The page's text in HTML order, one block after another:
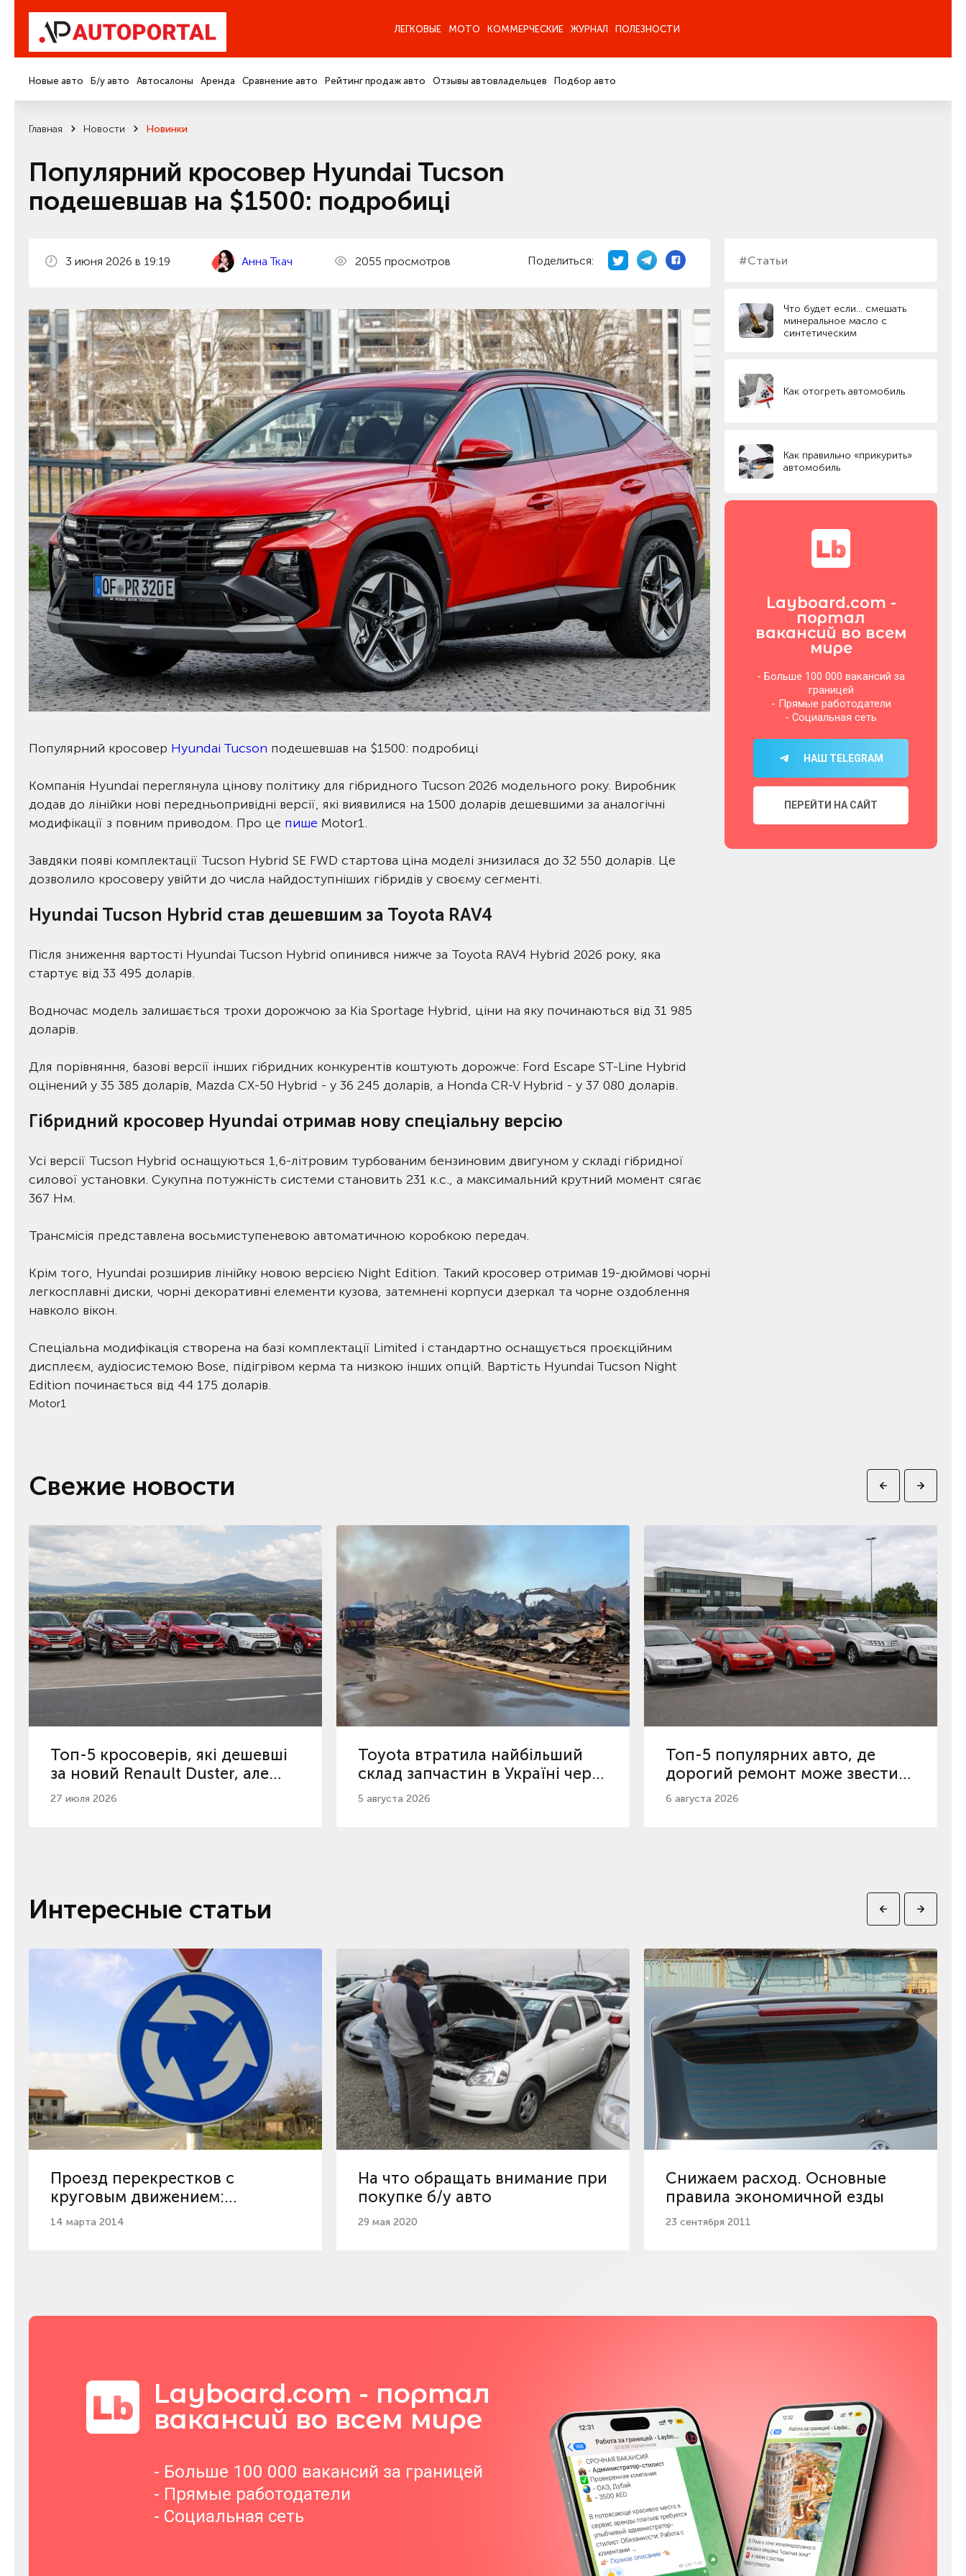
ЛЕГКОВЫЕ МОТО КОММЕРЧЕСКИЕ ЖУРНАЛ ПОЛЕЗНОСТИ
Новые авто Б/у авто Автосалоны Аренда Сравнение авто Рейтинг продаж авто Отзывы автовладельцев Подбор авто
Главная Новости Новинки
Популярний кросовер Hyundai Tucson
подешевшав на $1500: подробиці
#Статьи
Что будет если… смешать
минеральное масло с
синтетическим
Как отогреть автомобиль
Как правильно «прикурить»
автомобиль
Layboard.com -
портал
вакансий во всем
мире
- Больше 100 000 вакансий за
границей
- Прямые работодатели
- Социальная сеть
НАШ TELEGRAM
ПЕРЕЙТИ НА САЙТ
3 июня 2026 в 19:19 Анна Ткач 2055 просмотров Поделиться:
Популярний кросовер Hyundai Tucson подешевшав на $1500: подробиці
Компанія Hyundai переглянула цінову політику для гібридного Tucson 2026 модельного року. Виробник
додав до лінійки нові передньопривідні версії, які виявилися на 1500 доларів дешевшими за аналогічні
модифікації з повним приводом. Про це пише Motor1.
Завдяки появі комплектації Tucson Hybrid SE FWD стартова ціна моделі знизилася до 32 550 доларів. Це
дозволило кросоверу увійти до числа найдоступніших гібридів у своєму сегменті.
Hyundai Tucson Hybrid став дешевшим за Toyota RAV4
Після зниження вартості Hyundai Tucson Hybrid опинився нижче за Toyota RAV4 Hybrid 2026 року, яка
стартує від 33 495 доларів.
Водночас модель залишається трохи дорожчою за Kia Sportage Hybrid, ціни на яку починаються від 31 985
доларів.
Для порівняння, базові версії інших гібридних конкурентів коштують дорожче: Ford Escape ST-Line Hybrid
оцінений у 35 385 доларів, Mazda CX-50 Hybrid - у 36 245 доларів, а Honda CR-V Hybrid - у 37 080 доларів.
Гібридний кросовер Hyundai отримав нову спеціальну версію
Усі версії Tucson Hybrid оснащуються 1,6-літровим турбованим бензиновим двигуном у складі гібридної
силової установки. Сукупна потужність системи становить 231 к.с., а максимальний крутний момент сягає
367 Нм.
Трансмісія представлена восьмиступеневою автоматичною коробкою передач.
Крім того, Hyundai розширив лінійку новою версією Night Edition. Такий кросовер отримав 19-дюймові чорні
легкосплавні диски, чорні декоративні елементи кузова, затемнені корпуси дзеркал та чорне оздоблення
навколо вікон.
Спеціальна модифікація створена на базі комплектації Limited і стандартно оснащується проєкційним
дисплеєм, аудіосистемою Bose, підігрівом керма та низкою інших опцій. Вартість Hyundai Tucson Night
Edition починається від 44 175 доларів.
Motor1
Свежие новости
Топ-5 кросоверів, які дешевші
за новий Renault Duster, але
кращі
27 июля 2026
Toyota втратила найбільший
склад запчастин в Україні через
атаку РФ
5 августа 2026
Топ-5 популярних авто, де
дорогий ремонт може звести
нанівець вигідну ціну у 2026
6 августа 2026
Интересные статьи
Проезд перекрестков с
круговым движением:
комментарии экспертов
14 марта 2014
На что обращать внимание при
покупке б/у авто
29 мая 2020
Снижаем расход. Основные
правила экономичной езды
23 сентября 2011
Facebook
YouTube
Layboard.com - портал
вакансий во всем мире
- Больше 100 000 вакансий за границей
- Прямые работодатели
- Социальная сеть